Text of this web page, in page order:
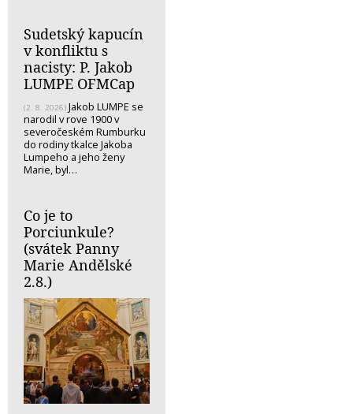
Sudetský kapucín
v konfliktu s
nacisty: P. Jakob
LUMPE OFMCap
(2. 8. 2026) Jakob LUMPE se
narodil v rove 1900 v
severočeském Rumburku
do rodiny tkalce Jakoba
Lumpeho a jeho ženy
Marie, byl…
Co je to
Porciunkule?
(svátek Panny
Marie Andělské
2.8.)